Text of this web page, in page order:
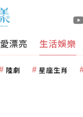
愛漂亮 生活娛樂
陸劇 星座生肖